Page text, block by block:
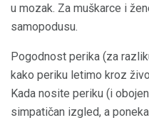
u mozak. Za muškarce i
samopodusu.
Pogodnost perika (za
kako periku letimo kroz
Kada nosite periku (i
simpatičan izgled, a